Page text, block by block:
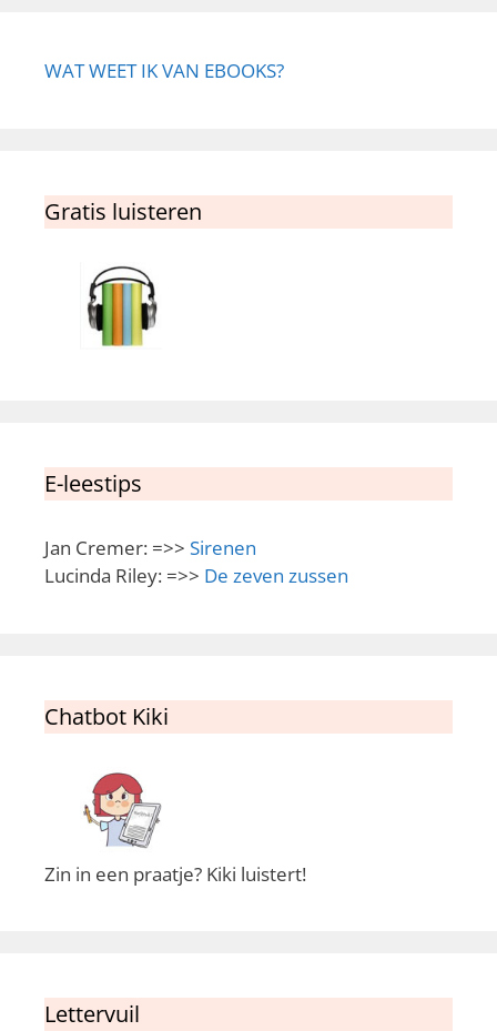
WAT WEET IK VAN EBOOKS?
Gratis luisteren
E-leestips
Jan Cremer: =>> Sirenen
Lucinda Riley: =>> De zeven zussen
Chatbot Kiki
Zin in een praatje? Kiki luistert!
Lettervuil